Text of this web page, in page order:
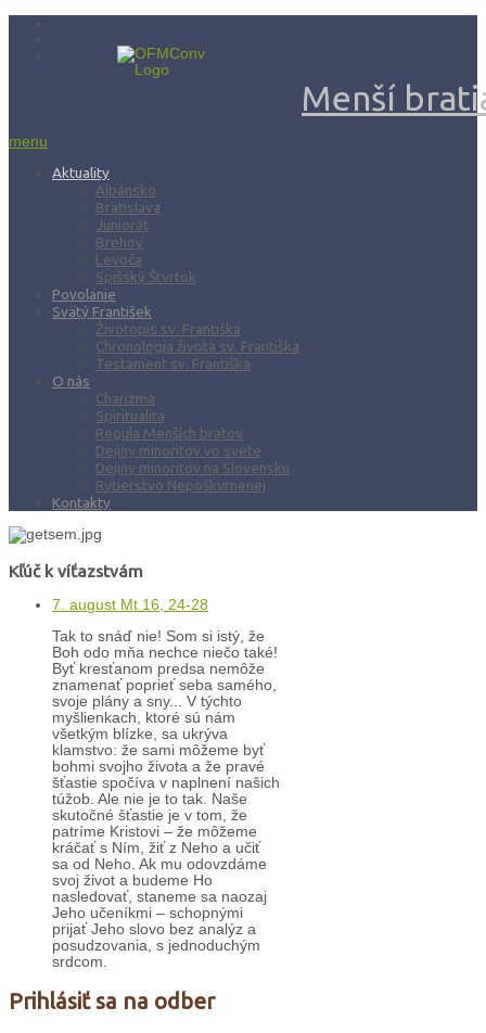
Menší
menu
Aktuality
Albánsko
Bratislava
Juniorát
Brehov
Levoča
Spišský Štvrtok
Povolanie
Svätý František
Životopis sv. Františka
Chronológia života sv. Františka
Testament sv. Františka
O nás
Charizma
Spiritualita
Regula Menších bratov
Dejiny minoritov vo svete
Dejiny minoritov na Slovensku
Rytierstvo Nepoškvrnenej
Kontakty
Kľúč k víťazstvám
7. august Mt 16, 24-28
Tak to snáď nie! Som si istý, že
Boh odo mňa nechce niečo také!
Byť kresťanom predsa nemôže
znamenať poprieť seba samého,
svoje plány a sny... V týchto
myšlienkach, ktoré sú nám
všetkým blízke, sa ukrýva
klamstvo: že sami môžeme byť
bohmi svojho života a že pravé
šťastie spočíva v naplnení našich
túžob. Ale nie je to tak. Naše
skutočné šťastie je v tom, že
patríme Kristovi – že môžeme
kráčať s Ním, žiť z Neho a učiť
sa od Neho. Ak mu odovzdáme
svoj život a budeme Ho
nasledovať, staneme sa naozaj
Jeho učeníkmi – schopnými
prijať Jeho slovo bez analýz a
posudzovania, s jednoduchým
srdcom.
Prihlásiť sa na odber